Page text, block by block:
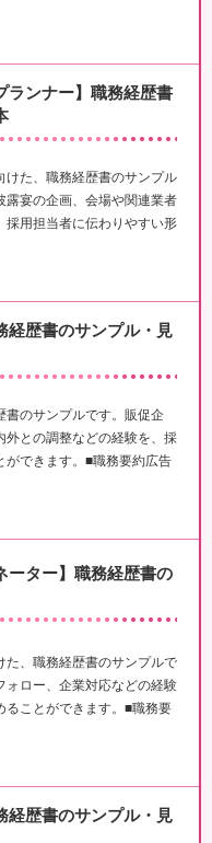
ランナー】職務経歴書
けた、職務経歴書のサンプル
露宴の企画、会場や関連業者
採用担当者に伝わりやすい形
経歴書のサンプル・見
書のサンプルです。販促企
外との調整などの経験を、採
ができます。■職務要約広告
ーター】職務経歴書の
た、職務経歴書のサンプルで
ォロー、企業対応などの経験
ることができます。■職務要
経歴書のサンプル・見